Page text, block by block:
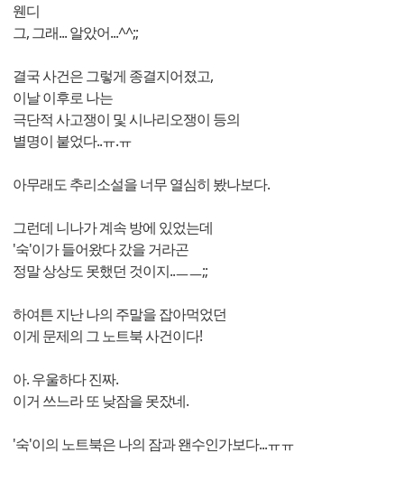
웬디
그, 그래... 알았어...^^;;
결국 사건은 그렇게 종결지어졌고,
이날 이후로 나는
극단적 사고쟁이 및 시나리오쟁이 등의
별명이 붙었다..ㅠ.ㅠ
아무래도 추리소설을 너무 열심히 봤나보다.
그런데 니나가 계속 방에 있었는데
'숙'이가 들어왔다 갔을 거라곤
정말 상상도 못했던 것이지..ㅡㅡ;;
하여튼 지난 나의 주말을 잡아먹었던
이게 문제의 그 노트북 사건이다!
아. 우울하다 진짜.
이거 쓰느라 또 낮잠을 못잤네.
'숙'이의 노트북은 나의 잠과 왠수인가보다...ㅠㅠ